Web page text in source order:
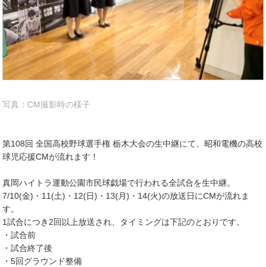
写真：CM撮影時の様子
第108回 全国高校野球選手権 栃木大会の生中継にて、昭和電機の高校
球児応援CMが流れます！
真岡ハイトラ運動公園市民球戯場で行われる全試合を生中継。
7/10(金)・11(土)・12(日)・13(月)・14(火)の放送日にCMが流れま
す。
1試合につき2回以上放送され、タイミングは下記のとおりです。
・試合前
・試合終了後
・5回グラウンド整備